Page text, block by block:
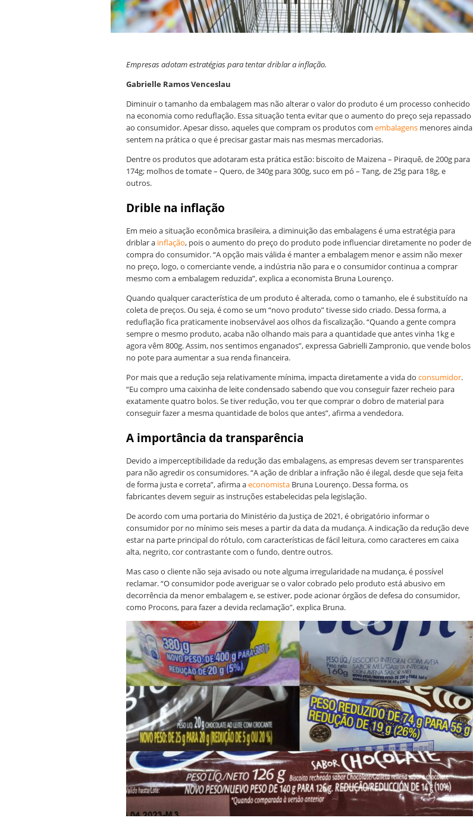
Empresas adotam estratégias para tentar driblar a inflação.
Gabrielle Ramos Venceslau
Diminuir o tamanho da embalagem mas não alterar o valor do produto é um processo conhecido
na economia como reduflação. Essa situação tenta evitar que o aumento do preço seja repassado
ao consumidor. Apesar disso, aqueles que compram os produtos com embalagens menores ainda
sentem na prática o que é precisar gastar mais nas mesmas mercadorias.
Dentre os produtos que adotaram esta prática estão: biscoito de Maizena – Piraquê, de 200g para
174g; molhos de tomate – Quero, de 340g para 300g, suco em pó – Tang, de 25g para 18g, e
outros.
Drible na inflação
Em meio a situação econômica brasileira, a diminuição das embalagens é uma estratégia para
driblar a inflação, pois o aumento do preço do produto pode influenciar diretamente no poder de
compra do consumidor. “A opção mais válida é manter a embalagem menor e assim não mexer
no preço, logo, o comerciante vende, a indústria não para e o consumidor continua a comprar
mesmo com a embalagem reduzida”, explica a economista Bruna Lourenço.
Quando qualquer característica de um produto é alterada, como o tamanho, ele é substituído na
coleta de preços. Ou seja, é como se um “novo produto” tivesse sido criado. Dessa forma, a
reduflação fica praticamente inobservável aos olhos da fiscalização. “Quando a gente compra
sempre o mesmo produto, acaba não olhando mais para a quantidade que antes vinha 1kg e
agora vêm 800g. Assim, nos sentimos enganados”, expressa Gabrielli Zampronio, que vende bolos
no pote para aumentar a sua renda financeira.
Por mais que a redução seja relativamente mínima, impacta diretamente a vida do consumidor.
“Eu compro uma caixinha de leite condensado sabendo que vou conseguir fazer recheio para
exatamente quatro bolos. Se tiver redução, vou ter que comprar o dobro de material para
conseguir fazer a mesma quantidade de bolos que antes”, afirma a vendedora.
A importância da transparência
Devido a imperceptibilidade da redução das embalagens, as empresas devem ser transparentes
para não agredir os consumidores. “A ação de driblar a infração não é ilegal, desde que seja feita
de forma justa e correta”, afirma aeconomista Bruna Lourenço. Dessa forma, os
fabricantes devem seguir as instruções estabelecidas pela legislação.
De acordo com uma portaria do Ministério da Justiça de 2021, é obrigatório informar o
consumidor por no mínimo seis meses a partir da data da mudança. A indicação da redução deve
estar na parte principal do rótulo, com características de fácil leitura, como caracteres em caixa
alta, negrito, cor contrastante com o fundo, dentre outros.
Mas caso o cliente não seja avisado ou note alguma irregularidade na mudança, é possível
reclamar. “O consumidor pode averiguar se o valor cobrado pelo produto está abusivo em
decorrência da menor embalagem e, se estiver, pode acionar órgãos de defesa do consumidor,
como Procons, para fazer a devida reclamação”, explica Bruna.